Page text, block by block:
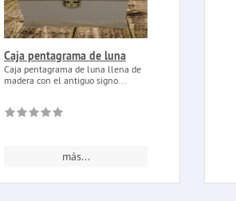
Caja pentagrama de luna
Caja pentagrama de luna llena de
madera con el antiguo signo...
más...